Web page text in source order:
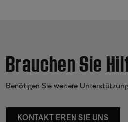
Brauchen Sie
Benötigen Sie weitere
KONTAKTIEREN SIE UNS